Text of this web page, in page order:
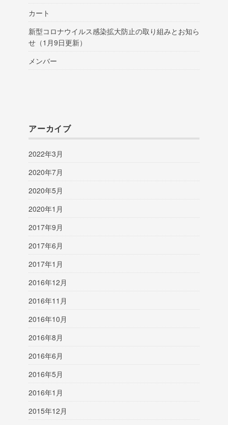
カート
新型コロナウイルス感染拡大防止の取り組みとお知ら
せ（1月9日更新）
メンバー
アーカイブ
2022年3月
2020年7月
2020年5月
2020年1月
2017年9月
2017年6月
2017年1月
2016年12月
2016年11月
2016年10月
2016年8月
2016年6月
2016年5月
2016年1月
2015年12月